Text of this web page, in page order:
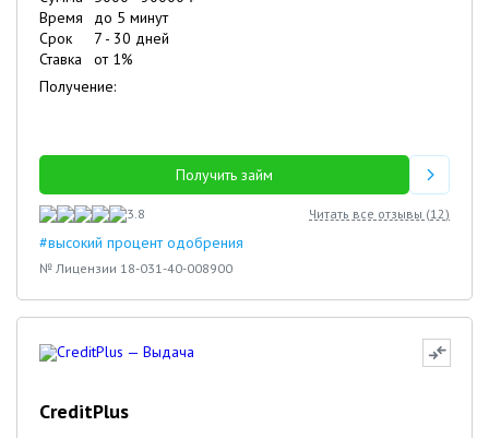
Время
до 5 минут
Срок
7 - 30 дней
Ставка
от 1%
Получение:
Получить займ
3.8 Читать все отзывы (12)
#высокий процент одобрения
№ Лицензии 18-031-40-008900
CreditPlus